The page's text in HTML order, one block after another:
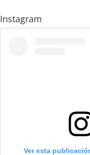
Instagram
Ver esta